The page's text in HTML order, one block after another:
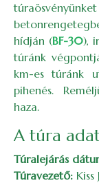
hídján (BF-30),
túránk
km-es túránk
pihenés.
haza.
A túra
Túralejárás
Túravezető: Kiss